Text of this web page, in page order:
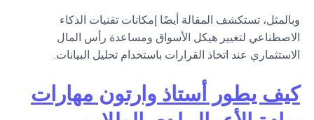
وبالمثل، تستكشف المقالة أيضًا إمكانات تقنيات الذكاء
الاصطناعي لتغيير هيكل الأسواق ومساعدة رأس المال
الاستثماري عند اتخاذ القرارات باستخدام تحليل البيانات.
كيف يطور أستاذ وارتون مهارات